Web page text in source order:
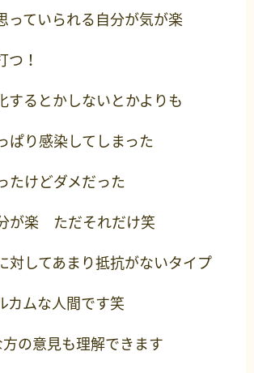
っていられる自分が気が楽
つ！
するとかしないとかよりも
ぱり感染してしまった
たけどダメだった
が楽 ただそれだけ笑
対してあまり抵抗がないタイプ
カムな人間です笑
の意見も理解できます